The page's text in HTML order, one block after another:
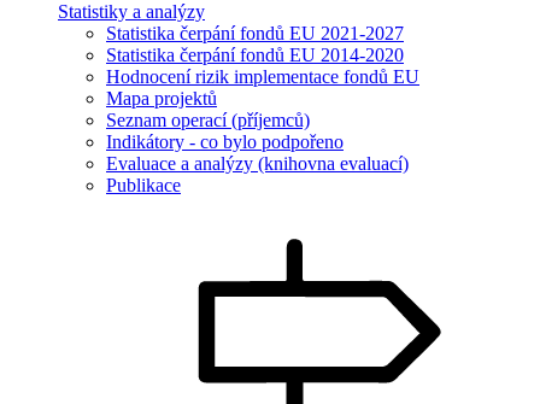
Statistiky a analýzy
Statistika čerpání fondů EU 2021-2027
Statistika čerpání fondů EU 2014-2020
Hodnocení rizik implementace fondů EU
Mapa projektů
Seznam operací (příjemců)
Indikátory - co bylo podpořeno
Evaluace a analýzy (knihovna evaluací)
Publikace